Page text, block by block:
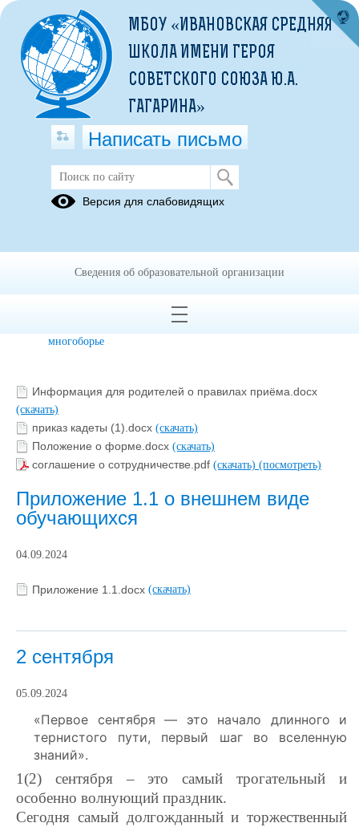
Кадетский класс
деятельности
многоборье
Отчеты
Информация для родителей о правилах приёма.docx
(скачать)
приказ кадеты (1).docx (скачать)
Положение о форме.docx (скачать)
соглашение о сотрудничестве.pdf (скачать) (посмотреть)
Приложение 1.1 о внешнем виде
обучающихся
04.09.2024
Приложение 1.1.docx (скачать)
2 сентября
05.09.2024
«Первое сентября — это начало длинного и
тернистого пути, первый шаг во вселенную
знаний».
1(2) сентября – это самый трогательный и
особенно волнующий праздник.
Сегодня самый долгожданный и торжественный
МБОУ «ИВАНОВСКАЯ СРЕДНЯЯ
ШКОЛА ИМЕНИ ГЕРОЯ
СОВЕТСКОГО СОЮЗА Ю.А.
ГАГАРИНА»
Написать письмо
Версия для слабовидящих
Сведения об образовательной организации